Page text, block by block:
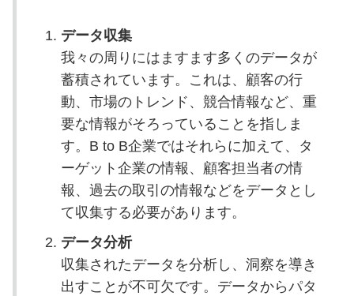
データ収集
我々の周りにはますます多くのデータが
蓄積されています。これは、顧客の行
動、市場のトレンド、競合情報など、重
要な情報がそろっていることを指しま
す。B to B企業ではそれらに加えて、タ
ーゲット企業の情報、顧客担当者の情
報、過去の取引の情報などをデータとし
て収集する必要があります。
データ分析
収集されたデータを分析し、洞察を導き
出すことが不可欠です。データからパタ